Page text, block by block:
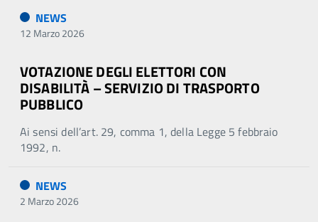
NEWS
12 Marzo 2026
VOTAZIONE DEGLI ELETTORI CON
DISABILITÀ – SERVIZIO DI TRASPORTO
PUBBLICO
Ai sensi dell’art. 29, comma 1, della Legge 5 febbraio
1992, n.
NEWS
2 Marzo 2026